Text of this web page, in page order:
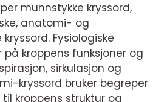
munnstykke kryssord,
anatomi- og
Fysiologiske
på kroppens funksjoner og
sirkulasjon og
kryssord bruker begreper
kroppens struktur og